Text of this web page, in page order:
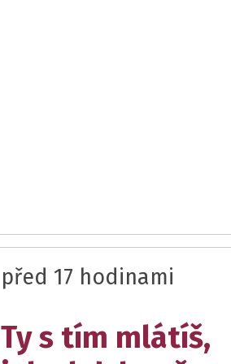
před 17 hodinami
Ty s tím mlátíš,